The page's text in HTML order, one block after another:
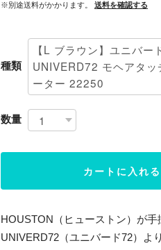
※別途送料がかかります。 送料を確認する
種類
数量
カートに入れる
HOUSTON（ヒューストン）が手
UNIVERD72（ユニバード72）よ